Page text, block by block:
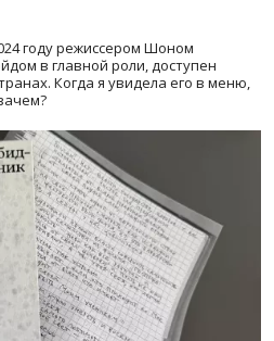
годурежиссером Шоном
в главной роли, доступен
Когда я увидела его в меню,